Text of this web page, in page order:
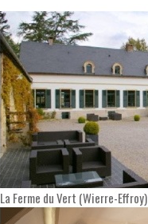
La Ferme du Vert (Wierre-Effroy)